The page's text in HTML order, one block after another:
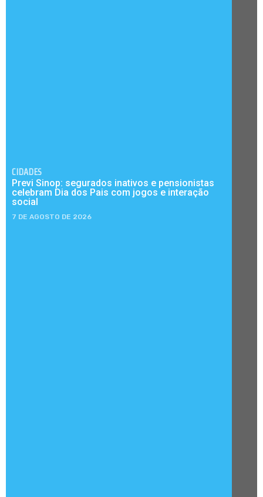
CIDADES
Previ Sinop: segurados inativos e pensionistas
celebram Dia dos Pais com jogos e interação
social
7 DE AGOSTO DE 2026